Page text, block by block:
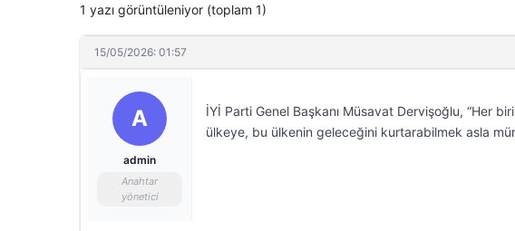
1 yazı görüntüleniyor (toplam 1)
15/05/2026: 01:57
A
admin
Anahtar
yönetici
İYİ Parti Genel Başkanı Müsavat Dervişoğlu, “Her
ülkeye, bu ülkenin geleceğini kurtarabilmek asla